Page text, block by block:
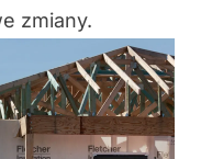
zmiany.